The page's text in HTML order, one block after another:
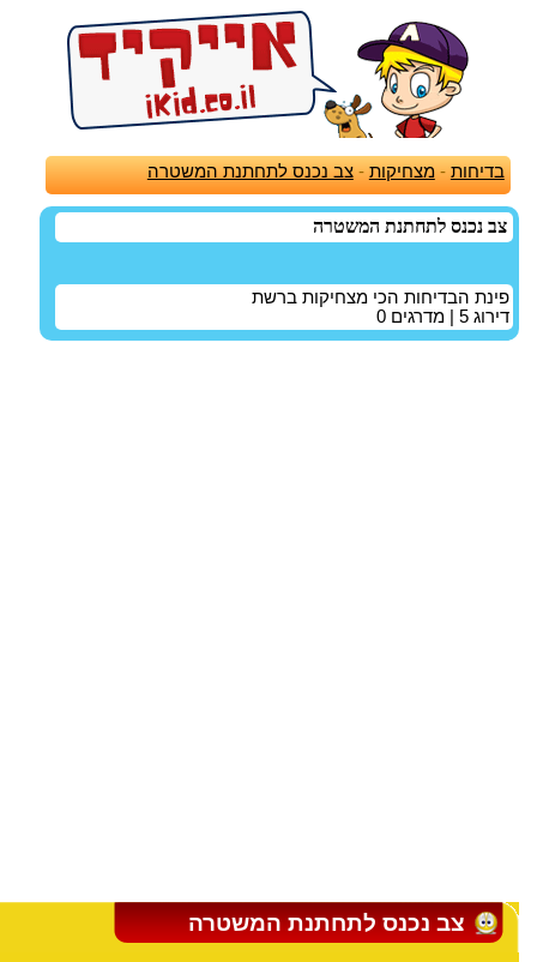
בדיחות -מצחיקות -צב נכנס לתחתנת המשטרה
צב נכנס לתחתנת המשטרה
פינת הבדיחות הכי מצחיקות ברשת
דירוג 5 | מדרגים 0
צב נכנס לתחתנת המשטרה